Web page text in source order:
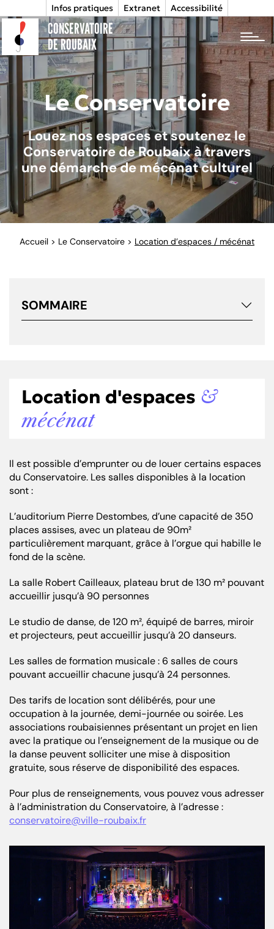
Infos pratiques Extranet Accessibilité
CONSERVATOIRE
DE ROUBAIX
Le Conservatoire
Louez nos espaces et soutenez le
Conservatoire de Roubaix à travers
une démarche de mécénat culturel
Accueil > Le Conservatoire > Location d’espaces / mécénat
Location d'espaces &
mécénat
Il est possible d’emprunter ou de louer certains espaces
du Conservatoire. Les salles disponibles à la location
sont :
L’auditorium Pierre Destombes, d’une capacité de 350
places assises, avec un plateau de 90m²
particulièrement marquant, grâce à l’orgue qui habille le
fond de la scène.
La salle Robert Cailleaux, plateau brut de 130 m² pouvant
accueillir jusqu’à 90 personnes
Le studio de danse, de 120 m², équipé de barres, miroir
et projecteurs, peut accueillir jusqu’à 20 danseurs.
Les salles de formation musicale : 6 salles de cours
pouvant accueillir chacune jusqu’à 24 personnes.
Des tarifs de location sont délibérés, pour une
occupation à la journée, demi-journée ou soirée. Les
associations roubaisiennes présentant un projet en lien
avec la pratique ou l’enseignement de la musique ou de
la danse peuvent solliciter une mise à disposition
gratuite, sous réserve de disponibilité des espaces.
Pour plus de renseignements, vous pouvez vous adresser
à l’administration du Conservatoire, à l’adresse :
conservatoire@ville-roubaix.fr
SOMMAIRE